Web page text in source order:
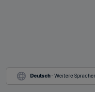
Deutsch - Weitere